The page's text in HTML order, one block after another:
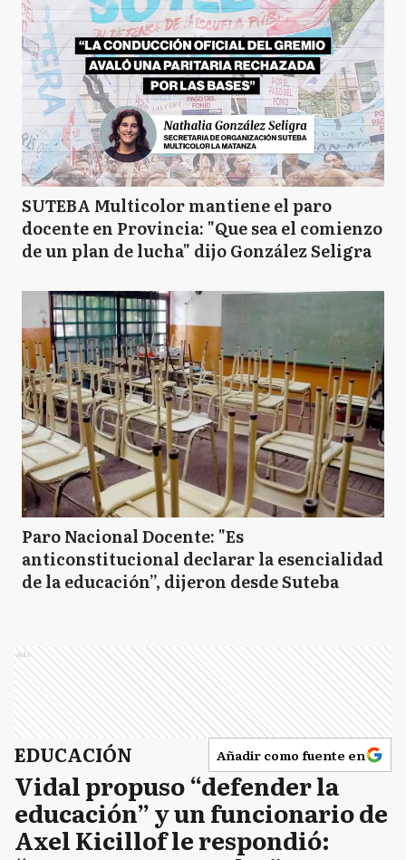
LD Lomas de Zamora
L Luján
M Magdalena
M Maipú
MA Malvinas Argentinas
MC Mar Chiquita
MP Marcos Paz
M Merlo
M Monte
SUTEBA Multicolor mantiene el paro
docente en Provincia: "Que sea el comienzo
de un plan de lucha" dijo González Seligra
Paro Nacional Docente: "Es
anticonstitucional declarar la esencialidad
de la educación”, dijeron desde Suteba
Ads
EDUCACIÓN Añadir como fuente en
Vidal propuso “defender la
educación” y un funcionario de
Axel Kicillof le respondió: